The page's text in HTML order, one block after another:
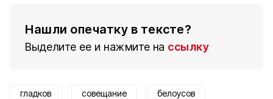
Нашли опечатку в тексте?
Выделите ее и нажмите на ссылку
гладков совещание белоусов